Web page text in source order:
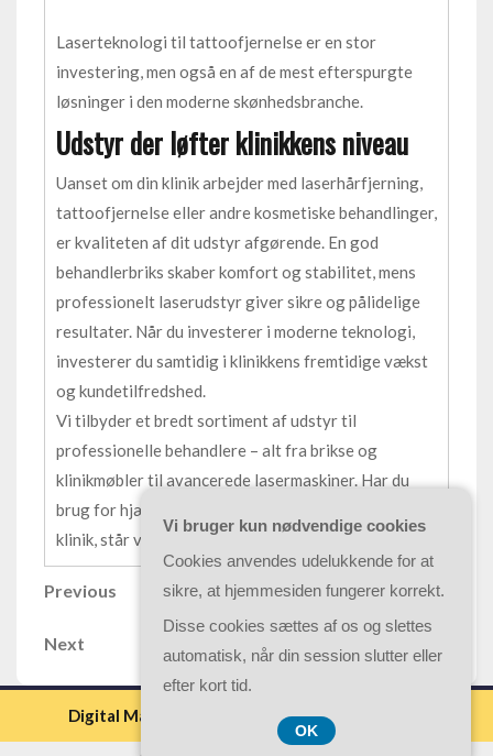
Laserteknologi til tattoofjernelse er en stor
investering, men også en af de mest efterspurgte
løsninger i den moderne skønhedsbranche.
Udstyr der løfter klinikkens niveau
Uanset om din klinik arbejder med laserhårfjerning,
tattoofjernelse eller andre kosmetiske behandlinger,
er kvaliteten af dit udstyr afgørende. En god
behandlerbriks skaber komfort og stabilitet, mens
professionelt laserudstyr giver sikre og pålidelige
resultater. Når du investerer i moderne teknologi,
investerer du samtidig i klinikkens fremtidige vækst
og kundetilfredshed.
Vi tilbyder et bredt sortiment af udstyr til
professionelle behandlere – alt fra brikse og
klinikmøbler til avancerede lasermaskiner. Har du
brug for hjælp til at vælge det rette udstyr til din
klinik, står vi klar til at vejlede dig.
Indlægsnavigation
Previous
Previous
Next
Next
Digital Marketing WordPress Theme By Luzuk
Vi bruger kun nødvendige cookies
Cookies anvendes udelukkende for at
sikre, at hjemmesiden fungerer korrekt.
Disse cookies sættes af os og slettes
automatisk, når din session slutter eller
efter kort tid.
OK